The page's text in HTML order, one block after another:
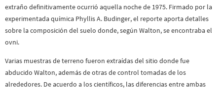
extraño definitivamente ocurrió aquella noche de 1975. Firmado por la
experimentada química Phyllis A. Budinger, el reporte aporta detalles
sobre la composición del suelo donde, según Walton, se encontraba el
ovni.
Varias muestras de terreno fueron extraídas del sitio donde fue
abducido Walton, además de otras de control tomadas de los
alrededores. De acuerdo a los científicos, las diferencias entre ambas